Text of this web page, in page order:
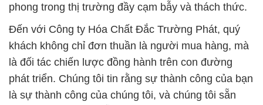
phong trong thị trường đầy cạm bẫy và thách thức.
Đến với Công ty Hóa Chất Đắc Trường Phát, quý
khách không chỉ đơn thuần là người mua hàng, mà
là đối tác chiến lược đồng hành trên con đường
phát triển. Chúng tôi tin rằng sự thành công của bạn
là sự thành công của chúng tôi, và chúng tôi sẵn